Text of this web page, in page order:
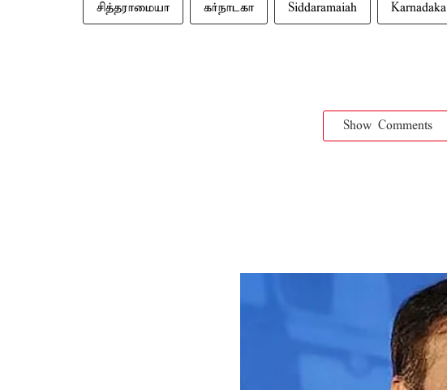
சித்தராமையா கர்நாடகா Siddaramaiah Karnadaka
Show Comments